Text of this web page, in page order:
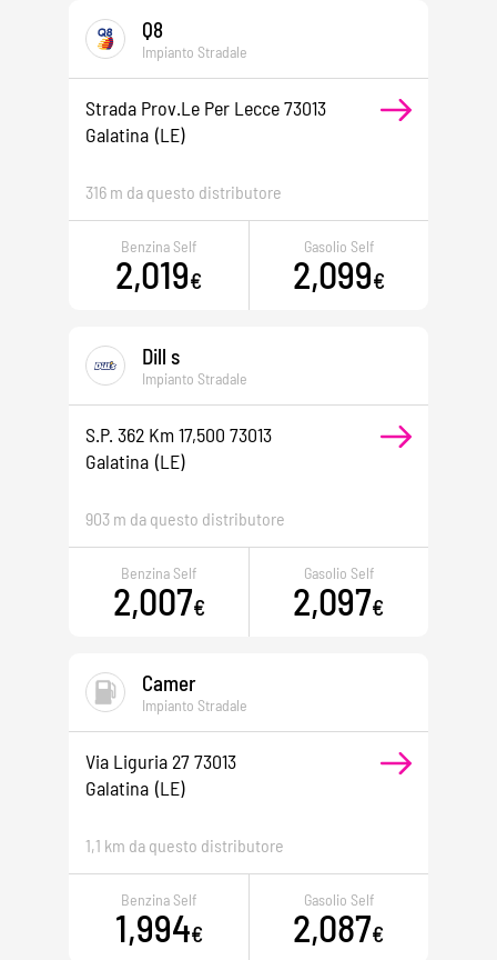
Q8
Impianto Stradale
Strada Prov.le Per Lecce 73013
Galatina (LE)
316 m da questo distributore
Benzina Self
2,019€
Gasolio Self
2,099€
Dill s
Impianto Stradale
S.p. 362 Km 17,500 73013
Galatina (LE)
903 m da questo distributore
Benzina Self
2,007€
Gasolio Self
2,097€
Camer
Impianto Stradale
Via Liguria 27 73013
Galatina (LE)
1,1 km da questo distributore
Benzina Self
1,994€
Gasolio Self
2,087€